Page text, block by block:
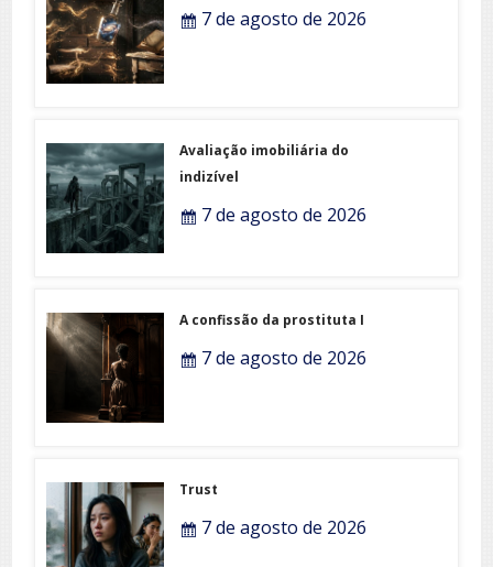
7 de agosto de 2026
Avaliação imobiliária do
indizível
7 de agosto de 2026
A confissão da prostituta I
7 de agosto de 2026
Trust
7 de agosto de 2026